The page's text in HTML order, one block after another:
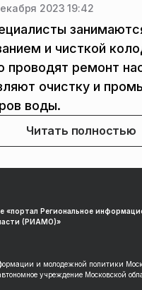
2023 19:42
и чисткой
проводят ремонт
очистку и
воды.
Читать полностью
«портал Региональное
(РИАМО)»
и молодежной политики
учреждение Московской